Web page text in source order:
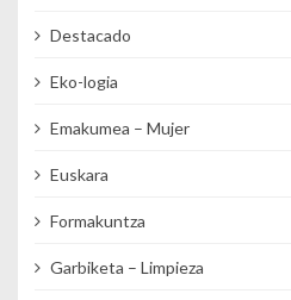
Destacado
Eko-logia
Emakumea – Mujer
Euskara
Formakuntza
Garbiketa – Limpieza